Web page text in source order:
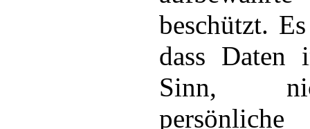
beschützt.
dass Daten
Sinn,